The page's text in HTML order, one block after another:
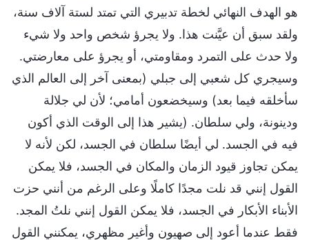
هو الهدف النهائي لخطة تدبيري التي تمتد لستة آلاف سنة،
ولقد سبق أن عيَّنت هذا. ولا يجرؤ شخص واحد ولا شيء
ولا حدث على التمرد ومقاومتي، أو يجرؤ على معارضتي.
وسيجري كل شعبي إلى جبلي (بمعنى آخر إلى العالم الذي
سأخلقه فيما بعد) وسيخضعون أمامي؛ لأن لي جلالة
ودينونة، ولي سلطان. (يشير هذا إلى الوقت الذي أكون
فيه في الجسد. لي أيضًا سلطان في الجسد، لكن لأنه لا
يمكن تجاوز قيود الزمان والمكان في الجسد، فلا يمكن
القول إنني قد نلت مجدًا كاملًا وعلى الرغم من أنني حزت
الأبناء الأبكار في الجسد، فلا يمكن القول إنني نلتُ المجد.
فقط عندما أعود إلى صهيون وأغير مظهري، يمكنني القول